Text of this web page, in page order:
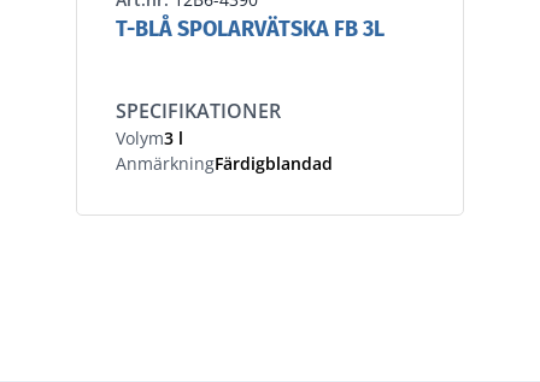
T-BLÅ SPOLARVÄTSKA FB 3L
SPECIFIKATIONER
Volym3 l
AnmärkningFärdigblandad